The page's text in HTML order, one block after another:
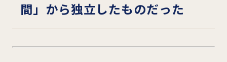
間」から独立したものだった